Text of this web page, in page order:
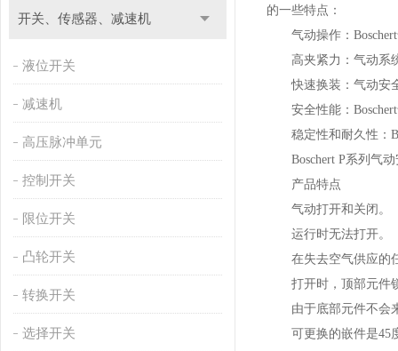
开关、传感器、减速机
液位开关
减速机
高压脉冲单元
控制开关
限位开关
凸轮开关
转换开关
选择开关
的一些特点：
气动操作：Boschert
高夹紧力：气动系统
快速换装：气动安全
安全性能：Boschert
稳定性和耐久性：
Boschert P系列气动
产品特点
气动打开和关闭。
运行时无法打开。
在失去空气供应的
打开时，顶部元件锁
由于底部元件不会来
可更换的嵌件是45度